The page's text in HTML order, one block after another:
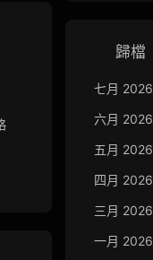
歸檔
七月 2026
六月 2026
五月 2026
四月 2026
三月 2026
一月 2026